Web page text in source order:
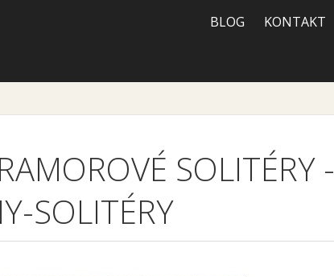
BLOG KONTAKT
SOLITÉRY -
SOLITÉRY